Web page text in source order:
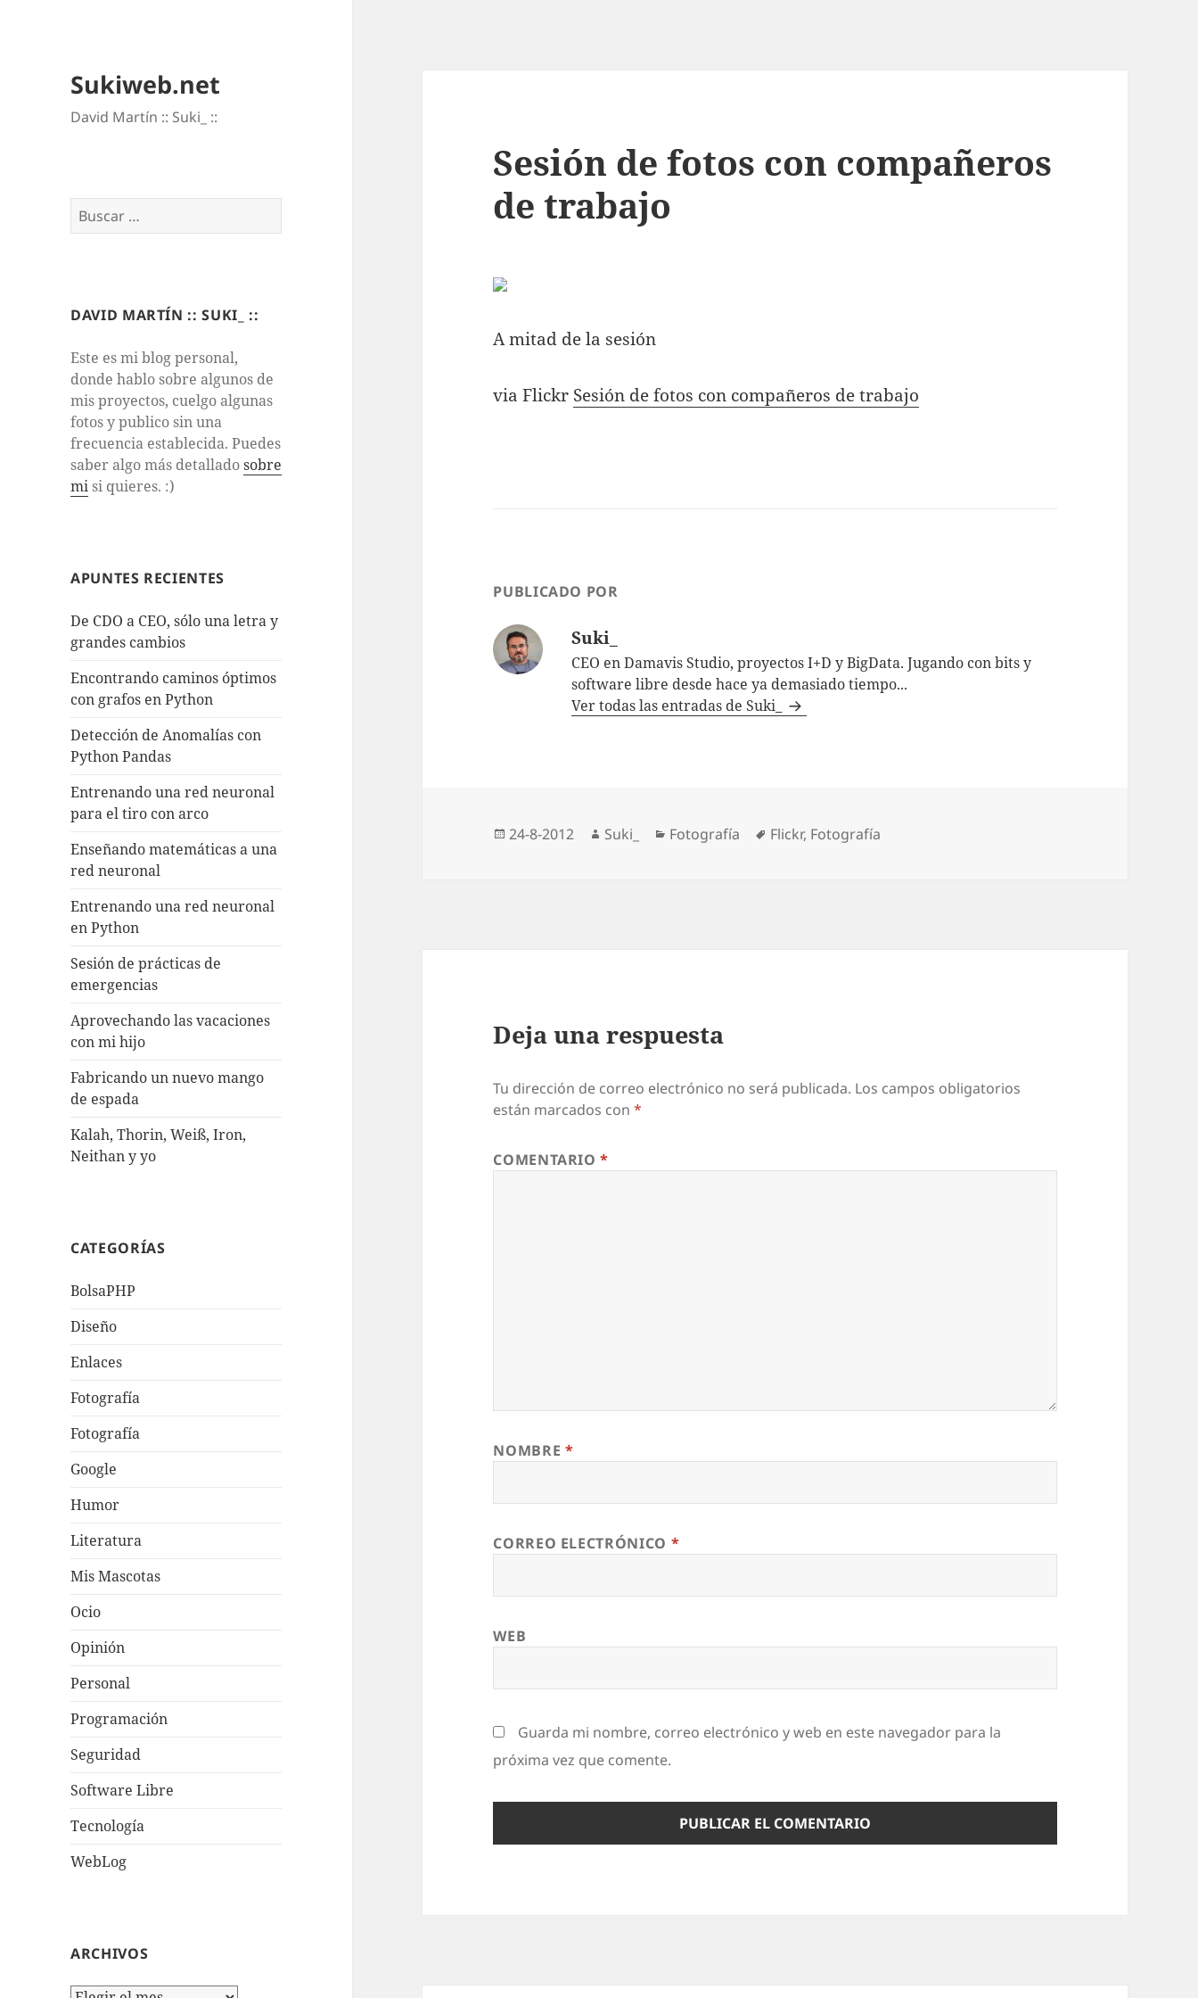
Sukiweb.net
David Martí­n :: Suki_ ::
Buscar:
DAVID MARTÍN :: SUKI_ ::
Este es mi blog personal,
donde hablo sobre algunos de
mis proyectos, cuelgo algunas
fotos y publico sin una
frecuencia establecida. Puedes
saber algo más detalladosobre
misi quieres. :)
APUNTES RECIENTES
De CDO a CEO, sólo una letra y
grandes cambios
Encontrando caminos óptimos
con grafos en Python
Detección de Anomalías con
Python Pandas
Entrenando una red neuronal
para el tiro con arco
Enseñando matemáticas a una
red neuronal
Entrenando una red neuronal
en Python
Sesión de prácticas de
emergencias
Aprovechando las vacaciones
con mi hijo
Fabricando un nuevo mango
de espada
Kalah, Thorin, Weiß, Iron,
Neithan y yo
CATEGORÍAS
BolsaPHP
Diseño
Enlaces
Fotografí­a
Fotografía
Google
Humor
Literatura
Mis Mascotas
Ocio
Opinión
Personal
Programación
Seguridad
Software Libre
Tecnologí­a
WebLog
ARCHIVOS
Sesión de fotos con compañeros
de trabajo
A mitad de la sesión
via Flickr Sesión de fotos con compañeros de trabajo
PUBLICADO POR
Suki_
CEO en Damavis Studio, proyectos I+D y BigData. Jugando con bits y
software libre desde hace ya demasiado tiempo...
Ver todas las entradas de Suki_
Publicado
24-8-2012 Autor
Suki_ Categorías
Fotografía Etiquetas
Flickr, Fotografí­a
Deja una respuesta
Tu dirección de correo electrónico no será publicada. Los campos obligatorios
están marcados con*
COMENTARIO*
NOMBRE *
CORREO ELECTRÓNICO *
WEB
Guarda mi nombre, correo electrónico y web en este navegador para la
próxima vez que comente.